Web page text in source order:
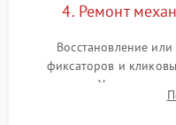
4. Ремонт
Восстановление
фиксаторов и
поправок. Устранение
поврежденных линз,